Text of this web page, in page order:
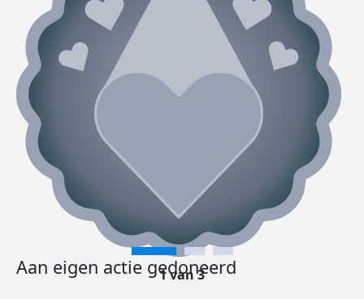
Aan eigen actie gedoneerd
1 van 3